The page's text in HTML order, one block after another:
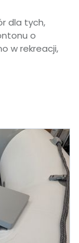
dla tych,
o
w rekreacji,